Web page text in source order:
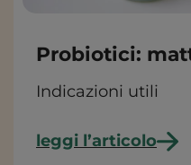
Probiotici:
Indicazioni utili
leggi l’articolo